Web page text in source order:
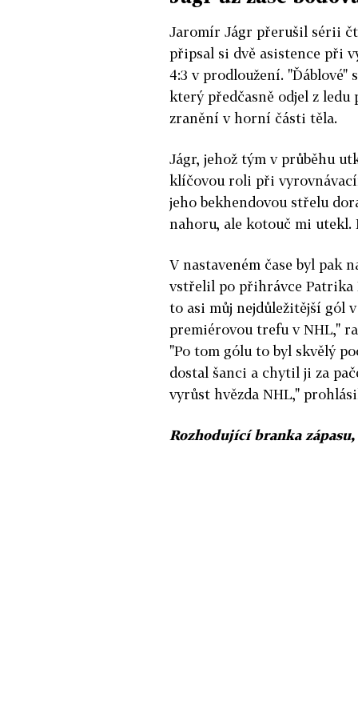
Jaromír Jágr přerušil sérii
připsal si dvě asistence při
4:3 v prodloužení.
který předčasně odjel z
zranění v horní části těla.
Jágr, jehož tým v průběhu
klíčovou roli při
jeho bekhendovou střelu
nahoru, ale kotouč mi utekl.
V nastaveném čase byl pak
vstřelil po přihrávce Patrika
to asi můj nejdůležitější gól
premiérovou trefu v NHL,"
"Po tom gólu to byl skvělý
dostal šanci a chytil ji za
vyrůst hvězda NHL,"
Rozhodující branka